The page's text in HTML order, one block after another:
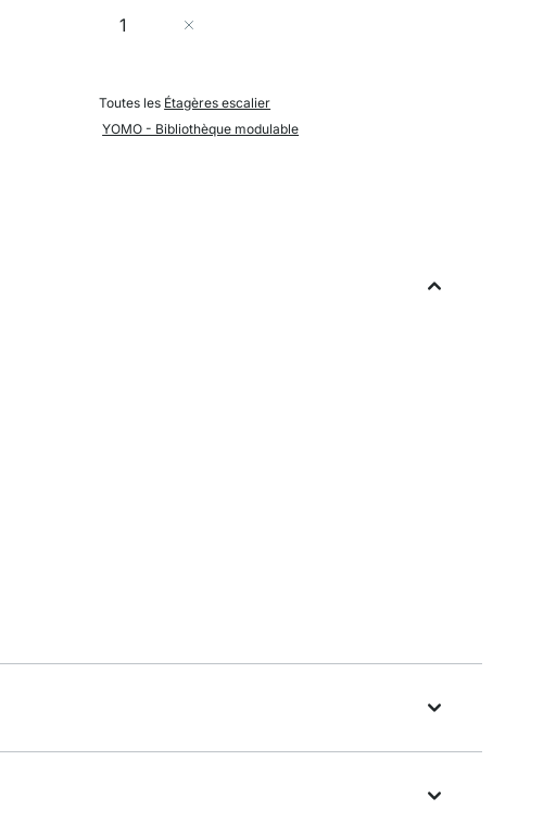
Quantité
Toutes les Étagères escalier
YOMO - Bibliothèque modulable